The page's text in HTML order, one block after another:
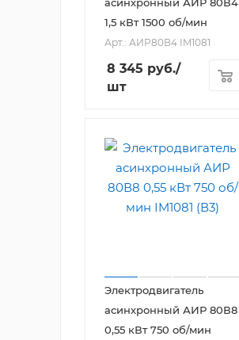
1,5 кВт 1500 об/мин
Арт.: АИР80В4 IM1081
8 345 руб./
шт
Электродвигатель
асинхронный АИР 80В8
0,55 кВт 750 об/мин